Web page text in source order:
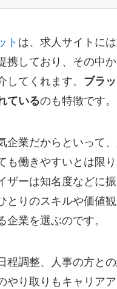
ト は、求人サイトに
携しており、その中
してくれます。 ブラ
ているのも特徴です。
企業だからといって
も働きやすいとは限
ザーは知名度などに
とりのスキルや価値
企業を選ぶのです。
程調整、人事の方と
やり取りもキャリア